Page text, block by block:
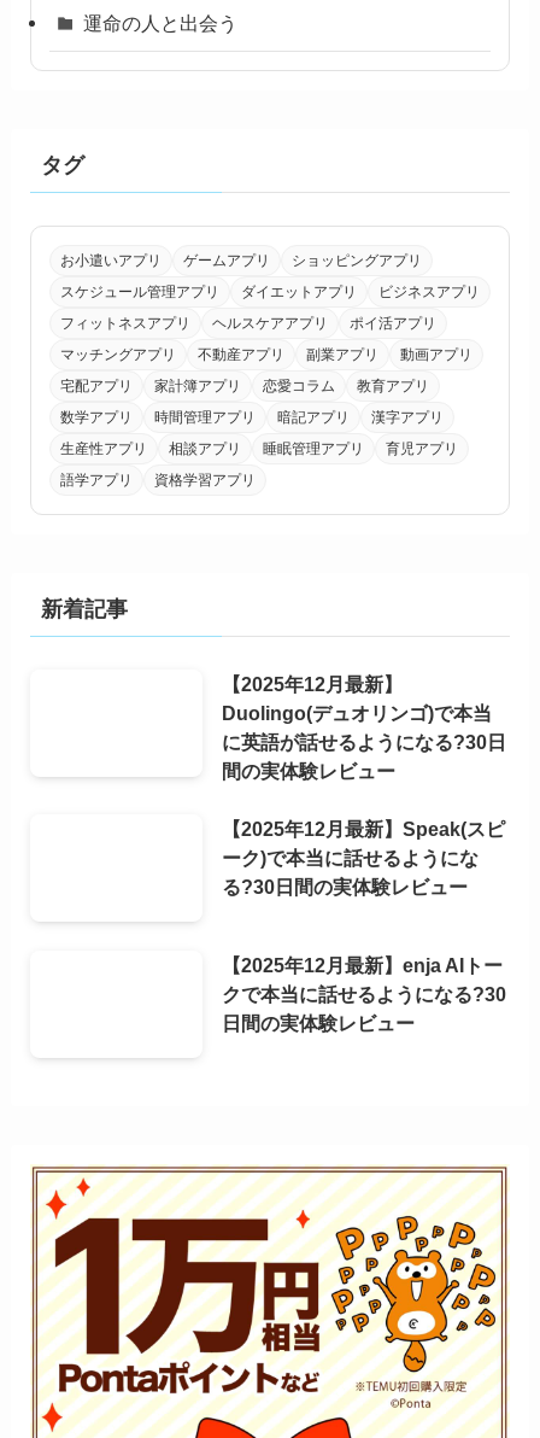
運命の人と出会う
タグ
お小遣いアプリ ゲームアプリ
ショッピングアプリ
スケジュール管理アプリ
ダイエットアプリ
ビジネスアプリ
フィットネスアプリ
ヘルスケアアプリ
ポイ活アプリ
マッチングアプリ
不動産アプリ 副業アプリ
動画アプリ
宅配アプリ
家計簿アプリ 恋愛コラム
教育アプリ
数学アプリ
時間管理アプリ 暗記アプリ
漢字アプリ
生産性アプリ
相談アプリ 睡眠管理アプリ
育児アプリ
語学アプリ
資格学習アプリ
新着記事
【2025年12月最新】
Duolingo(デュオリンゴ)で本当
に英語が話せるようになる?30日
間の実体験レビュー
【2025年12月最新】Speak(スピ
ーク)で本当に話せるようにな
る?30日間の実体験レビュー
【2025年12月最新】enja AIトー
クで本当に話せるようになる?30
日間の実体験レビュー